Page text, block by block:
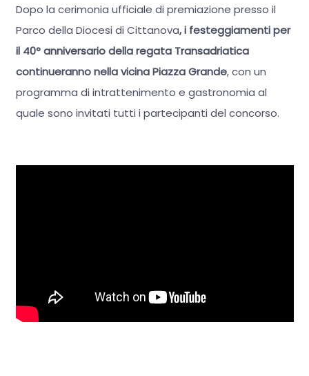
Dopo la cerimonia ufficiale di premiazione presso il
Parco della Diocesi di Cittanova, i festeggiamenti per
il 40° anniversario della regata Transadriatica
continueranno nella vicina Piazza Grande, con un
programma di intrattenimento e gastronomia al
quale sono invitati tutti i partecipanti del concorso.